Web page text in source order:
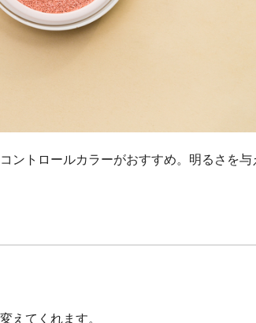
ントロールカラーがおすすめ。明るさを与
えてくれます。